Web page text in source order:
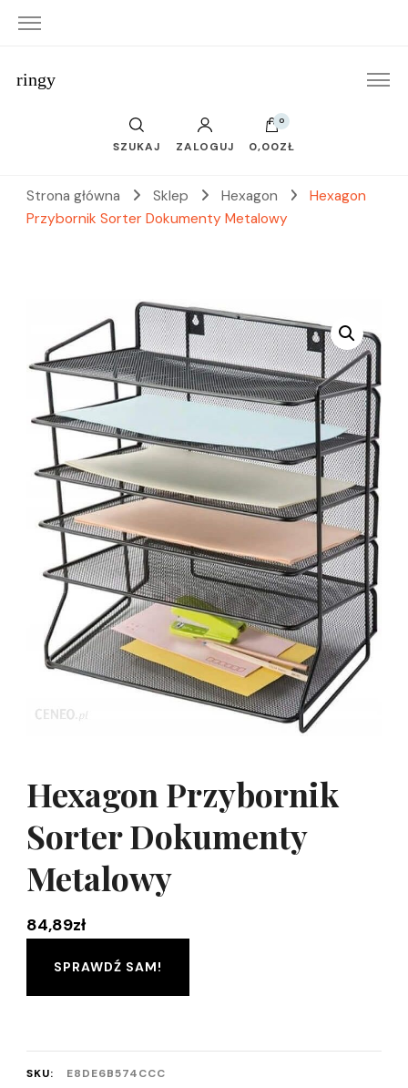
ringy
SZUKAJ ZALOGUJ
0
0,00ZŁ
Strona główna Sklep Hexagon
Hexagon
Przybornik Sorter Dokumenty Metalowy
Hexagon Przybornik
Sorter Dokumenty
Metalowy
84,89zł
SPRAWDŹ SAM!
SKU:
E8DE6B574CCC